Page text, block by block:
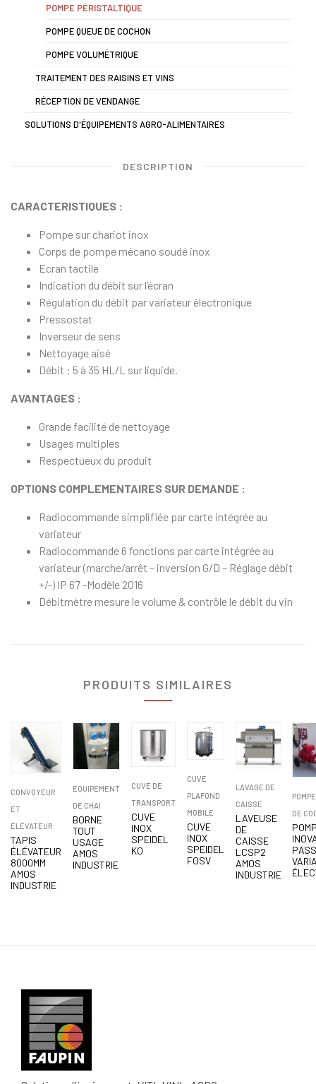
POMPE PÉRISTALTIQUE
POMPE QUEUE DE COCHON
POMPE VOLUMÉTRIQUE
TRAITEMENT DES RAISINS ET VINS
RÉCEPTION DE VENDANGE
SOLUTIONS D'ÉQUIPEMENTS AGRO-ALIMENTAIRES
DESCRIPTION
CARACTERISTIQUES :
Pompe sur chariot inox
Corps de pompe mécano soudé inox
Ecran tactile
Indication du débit sur l’écran
Régulation du débit par variateur électronique
Pressostat
Inverseur de sens
Nettoyage aisé
Débit : 5 à 35 HL/L sur liquide.
AVANTAGES :
Grande facilité de nettoyage
Usages multiples
Respectueux du produit
OPTIONS COMPLEMENTAIRES SUR DEMANDE :
Radiocommande simplifiée par carte intégrée au
variateur
Radiocommande 6 fonctions par carte intégrée au
variateur (marche/arrêt – inversion G/D – Réglage débit
+/-) IP 67 -Modèle 2016
Débitmètre mesure le volume & contrôle le débit du vin
PRODUITS SIMILAIRES
CONVOYEUR
ET
ÉLÉVATEUR
TAPIS
ÉLÉVATEUR
8000MM
AMOS
INDUSTRIE
EQUIPEMENT
DE CHAI
BORNE
TOUT
USAGE
AMOS
INDUSTRIE
CUVE DE
TRANSPORT
CUVE
INOX
SPEIDEL
KO
CUVE
PLAFOND
MOBILE
CUVE
INOX
SPEIDEL
FOSV
LAVAGE DE
CAISSE
LAVEUSE
DE
CAISSE
LCSP2
AMOS
INDUSTRIE
DE